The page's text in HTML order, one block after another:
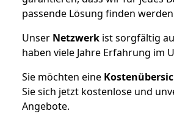
passende Lösung finden
Unser Netzwerk ist sorgfältig
haben viele Jahre Erfahrung im
Sie möchten eine
Sie sich jetzt kostenlose und
Angebote.